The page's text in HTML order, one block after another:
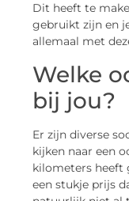
Dit heeft te
gebruikt zijn en
allemaal met
Welke
bij jou?
Er zijn diverse
kijken naar een
kilometers heeft
een stukje prijs